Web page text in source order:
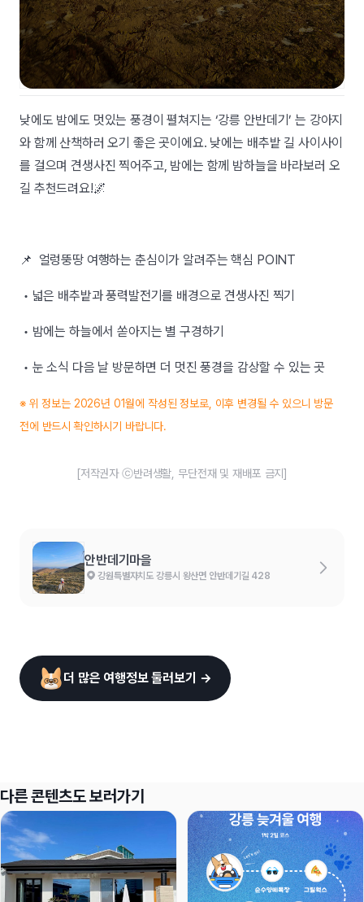
낮에도 밤에도 멋있는 풍경이 펼쳐지는 ‘강릉 안반데기’ 는 강아지
와 함께 산책하러 오기 좋은 곳이에요. 낮에는 배추밭 길 사이사이
를 걸으며 견생사진 찍어주고, 밤에는 함께 밤하늘을 바라보러 오
길 추천드려요!🌌
📌 얼렁뚱땅 여행하는 춘심이가 알려주는 핵심 POINT
• 넓은 배추밭과 풍력발전기를 배경으로 견생사진 찍기
• 밤에는 하늘에서 쏟아지는 별 구경하기
• 눈 소식 다음 날 방문하면 더 멋진 풍경을 감상할 수 있는 곳
※ 위 정보는 2026년 01월에 작성된 정보로, 이후 변경될 수 있으니 방문
전에 반드시 확인하시기 바랍니다.
[저작권자 ⓒ반려생활, 무단전재 및 재배포 금지]
안반데기마을
강원특별자치도 강릉시 왕산면 안반데기길 428
더 많은 여행정보 둘러보기 →
다른 콘텐츠도 보러가기